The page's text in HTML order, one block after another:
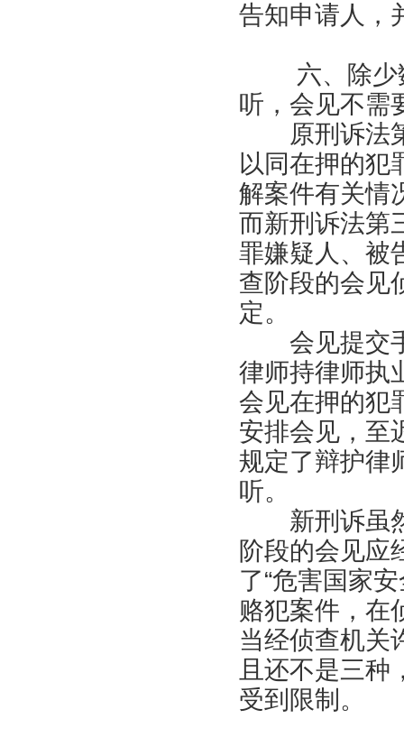
告知申请人，
六、除少数
听，会见不需
原刑诉法第
以同在押的犯
解案件有关情
而新刑诉法第
罪嫌疑人、被
查阶段的会见
定。
会见提交手
律师持律师执
会见在押的犯
安排会见，至
规定了辩护律
听。
新刑诉虽然
阶段的会见应
了“危害国家
赂犯案件，在
当经侦查机关
且还不是三种
受到限制。